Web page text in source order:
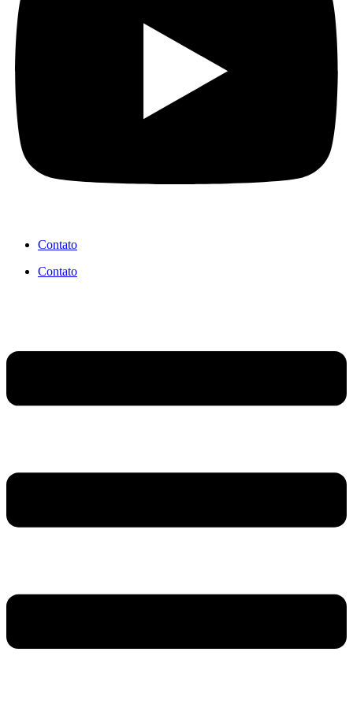
Contato
Contato